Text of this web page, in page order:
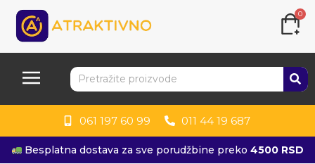
0
061 197 60 99 011 44 19 687
Besplatna dostava za sve porudžbine preko4500 RSD